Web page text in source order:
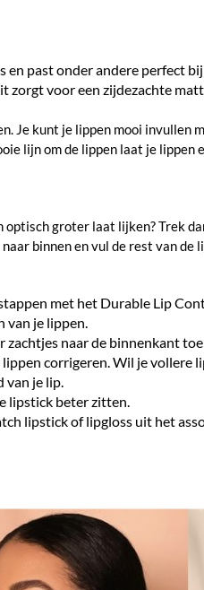
past onder andere perfect
voor een zijdezachte
Je kunt je lippen mooi
lijn om de lippen laat je
optisch groter laat lijken? Trek
binnen en vul de rest van
met het Durable Lip
van je lippen.
zachtjes naar de binnenkant
corrigeren. Wil je
van je lip.
lipstick beter zitten.
lipstick of lipgloss uit het